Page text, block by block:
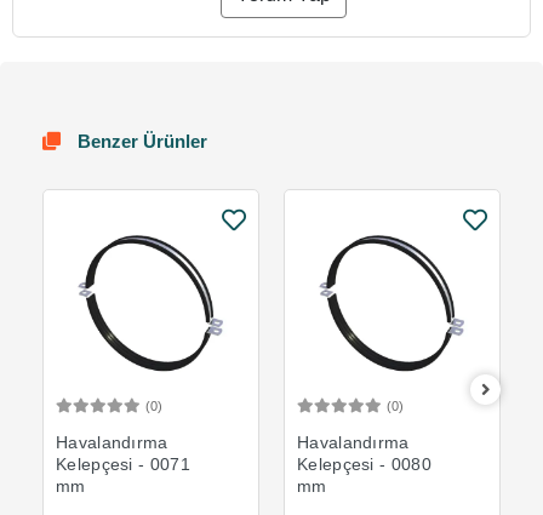
Benzer Ürünler
(0)
Havalandırma
Kelepçesi - 0071
mm
(0)
Havalandırma
Kelepçesi - 0080
mm